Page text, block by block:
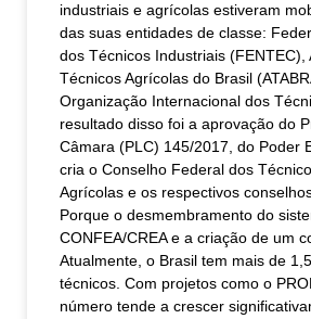
industriais e agrícolas estiveram
das suas entidades de classe:
dos Técnicos Industriais (FENTEC),
Técnicos Agrícolas do Brasil
Organização Internacional dos
resultado disso foi a aprovação do
Câmara (PLC) 145/2017, do Poder
cria o Conselho Federal dos
Agrícolas e os respectivos
Porque o desmembramento do
CONFEA/CREA e a criação de um
Atualmente, o Brasil tem mais de
técnicos. Com projetos como o
número tende a crescer